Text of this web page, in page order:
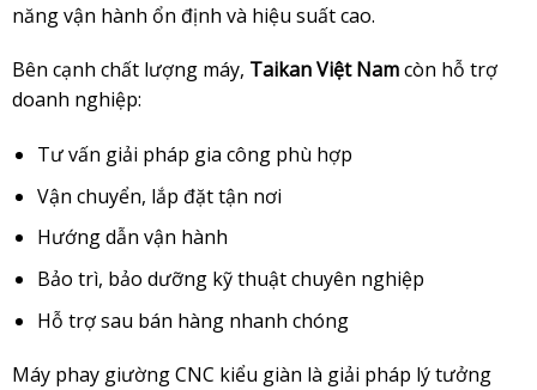
năng vận hành ổn định và hiệu suất cao.
Bên cạnh chất lượng máy, Taikan Việt Namcòn hỗ trợ
doanh nghiệp:
Tư vấn giải pháp gia công phù hợp
Vận chuyển, lắp đặt tận nơi
Hướng dẫn vận hành
Bảo trì, bảo dưỡng kỹ thuật chuyên nghiệp
Hỗ trợ sau bán hàng nhanh chóng
Máy phay giường CNC kiểu giàn là giải pháp lý tưởng